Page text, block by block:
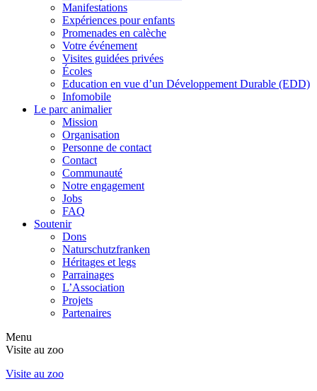
Manifestations
Expériences pour enfants
Promenades en calèche
Votre événement
Visites guidées privées
Écoles
Education en vue d’un Développement Durable (EDD)
Infomobile
Le parc animalier
Mission
Organisation
Personne de contact
Contact
Communauté
Notre engagement
Jobs
FAQ
Soutenir
Dons
Naturschutzfranken
Héritages et legs
Parrainages
L’Association
Projets
Partenaires
Menu
Visite au zoo
Visite au zoo